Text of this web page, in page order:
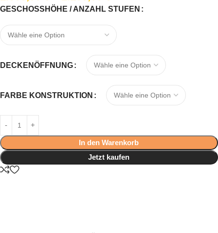
GESCHOSSHÖHE / ANZAHL STUFEN
DECKENÖFFNUNG
FARBE KONSTRUKTION
In den Warenkorb
Jetzt kaufen